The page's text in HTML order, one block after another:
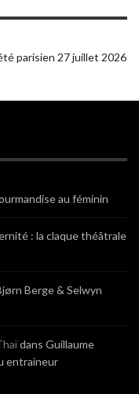
parisien 27 juillet 2026
au féminin
: la claque théâtrale
Berge & Selwyn
dans Guillaume
entraineur